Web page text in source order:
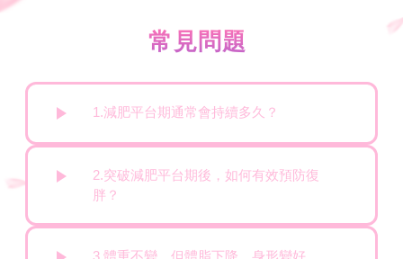
常見問題
1.減肥平台期通常會持續多久？
2.突破減肥平台期後，如何有效預防復
胖？